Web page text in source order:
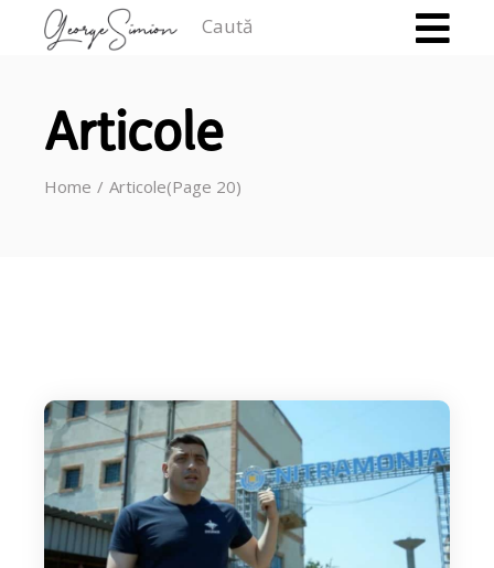
Articole
Home Articole(Page 20)